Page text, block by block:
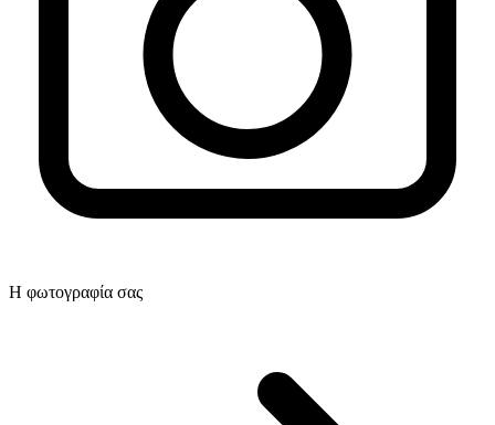
Η φωτογραφία σας